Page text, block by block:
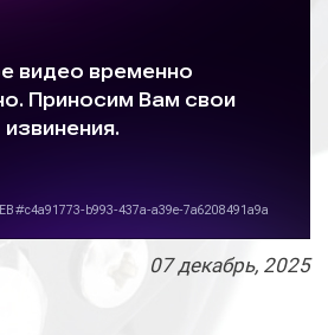
07декабрь, 2025